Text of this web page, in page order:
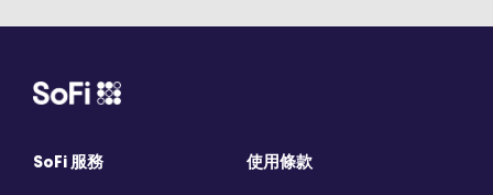
SoFi 服務 使用條款